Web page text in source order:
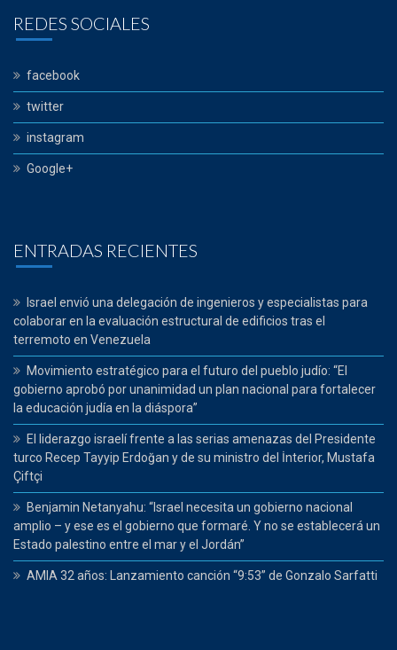
REDES SOCIALES
facebook
twitter
instagram
Google+
ENTRADAS RECIENTES
Israel envió una delegación de ingenieros y especialistas para
colaborar en la evaluación estructural de edificios tras el
terremoto en Venezuela
Movimiento estratégico para el futuro del pueblo judío: “El
gobierno aprobó por unanimidad un plan nacional para fortalecer
la educación judía en la diáspora”
El liderazgo israelí frente a las serias amenazas del Presidente
turco Recep Tayyip Erdoğan y de su ministro del İnterior, Mustafa
Çiftçi
Benjamin Netanyahu: “Israel necesita un gobierno nacional
amplio – y ese es el gobierno que formaré. Y no se establecerá un
Estado palestino entre el mar y el Jordán”
AMIA 32 años: Lanzamiento canción “9:53” de Gonzalo Sarfatti